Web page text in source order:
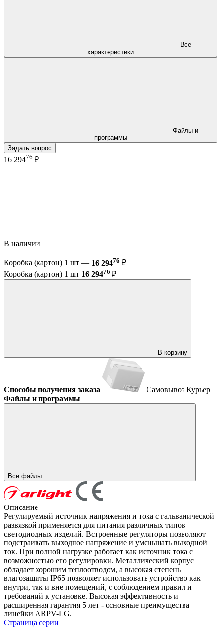
характеристики
программы
Задать вопрос
16 29476 ₽
В наличии
Коробка (картон) 1 шт — 16 29476 ₽
Коробка (картон) 1 шт 16 29476 ₽
В корзину
Способы получения заказа Самовывоз Курьер
Файлы и программы
Все файлы
Описание
Регулируемый источник напряжения и тока с гальванической
развязкой применяется для питания различных типов
светодиодных изделий. Встроенные регуляторы позволяют
подстраивать выходное напряжение и уменьшать выходной
ток. При полной нагрузке работает как источник тока с
возможностью его регулировки. Металлический корпус
обладает хорошим теплоотводом, а высокая степень
влагозащиты IP65 позволяет использовать устройство как
внутри, так и вне помещений, с соблюдением правил и
требований к установке. Высокая эффективность и
расширенная гарантия 5 лет - основные преимущества
линейки ARPV-LG.
Страница серии